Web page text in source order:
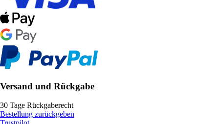
Versand und Rückgabe
30 Tage Rückgaberecht
Bestellung zurückgeben